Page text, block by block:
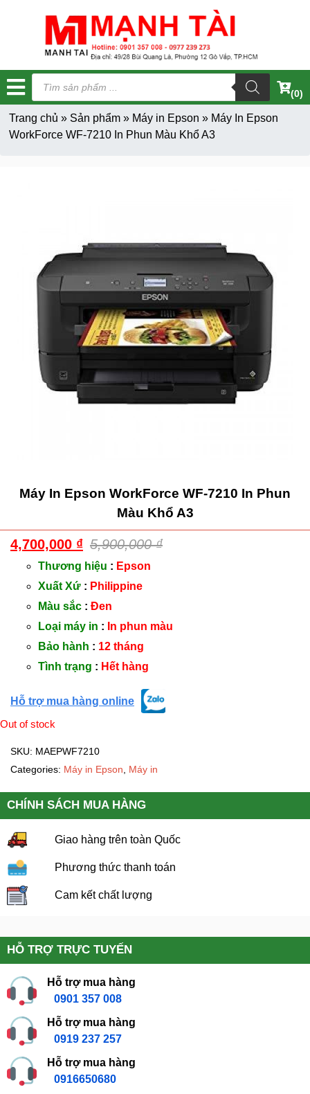
Tìm
kiếm
sản
phẩm
(0)
Trang chủ » Sản phẩm» Máy in Epson » Máy In Epson
WorkForce WF-7210 In Phun Màu Khổ A3
Máy In Epson WorkForce WF-7210 In Phun
Màu Khổ A3
5,900,000₫
4,700,000 ₫
Thương hiệu : Epson
Xuất Xứ : Philippine
Màu sắc : Đen
Loại máy in : In phun màu
Bảo hành : 12 tháng
Tình trạng : Hết hàng
Hỗ trợ mua hàng online
Out of stock
SKU: MAEPWF7210
Categories: Máy in Epson Máy in
CHÍNH SÁCH MUA HÀNG
Giao hàng trên toàn Quốc
Phương thức thanh toán
Cam kết chất lượng
HỖ TRỢ TRỰC TUYẾN
Hỗ trợ mua hàng
0901 357 008
Hỗ trợ mua hàng
0919 237 257
Hỗ trợ mua hàng
0916650680